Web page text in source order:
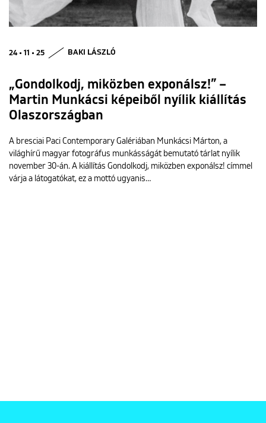
24 • 11 • 25 BAKI LÁSZLÓ
„Gondolkodj, miközben exponálsz!” –
Martin Munkácsi képeiből nyílik kiállítás
Olaszországban
A bresciai Paci Contemporary Galériában Munkácsi Márton, a
világhírű magyar fotográfus munkásságát bemutató tárlat nyílik
november 30-án. A kiállítás Gondolkodj, miközben exponálsz! címmel
várja a látogatókat, ez a mottó ugyanis…